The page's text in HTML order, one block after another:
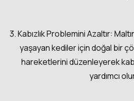
3. Kabızlık Problemini Azaltır:
yaşayan kediler için doğal bir
hareketlerini düzenleyerek
yardımcı